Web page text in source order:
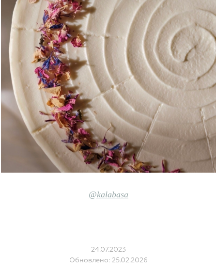
@kalabasa
24.07.2023
Обновлено: 25.02.2026